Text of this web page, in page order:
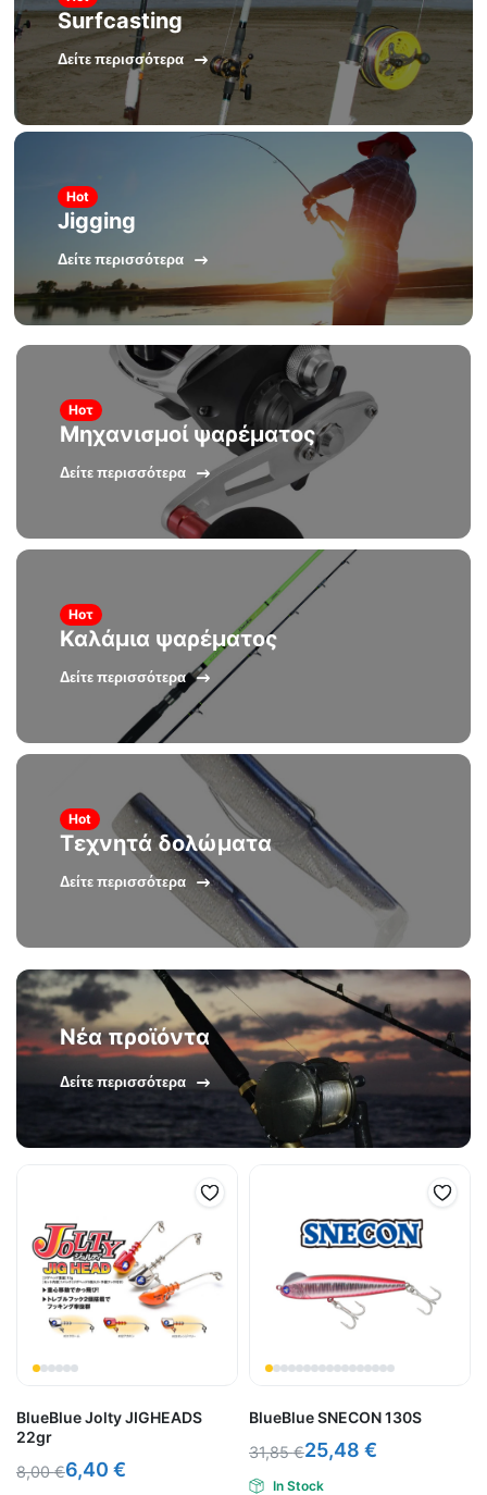
Surfcasting
Δείτε περισσότερα
Hot
Jigging
Δείτε περισσότερα
Ηοτ
Μηχανισμοί ψαρέματος
Δείτε περισσότερα
Ηοτ
Καλάμια ψαρέματος
Δείτε περισσότερα
Hot
Τεχνητά δολώματα
Δείτε περισσότερα
Νέα προϊόντα
Δείτε περισσότερα
BlueBlue Jolty JIGHEADS
22gr
8,00€6,40 €
BlueBlue SNECON 130S
31,85€25,48 €
In Stock